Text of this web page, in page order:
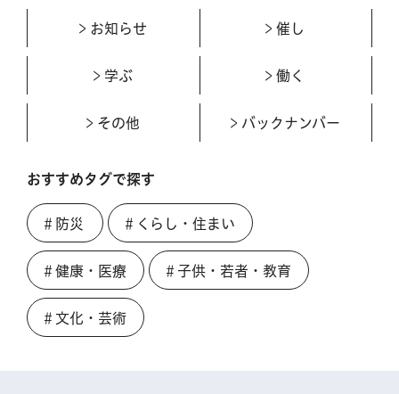
お知らせ 催し
学ぶ 働く
その他 バックナンバー
おすすめタグで探す
＃防災 ＃くらし・住まい
＃健康・医療 ＃子供・若者・教育
＃文化・芸術